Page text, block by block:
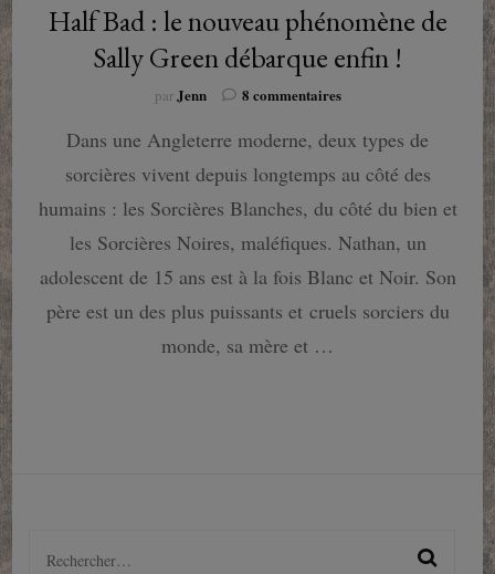
Half Bad : le nouveau phénomène de
Sally Green débarque enfin !
parJenn 8 commentairessur
Bad
le
nouveau
de
Sally
débarque
Dans une Angleterre moderne, deux types de
sorcières vivent depuis longtemps au côté des
humains : les Sorcières Blanches, du côté du bien et
les Sorcières Noires, maléfiques. Nathan, un
adolescent de 15 ans est à la fois Blanc et Noir. Son
père est un des plus puissants et cruels sorciers du
monde, sa mère et …
Rechercher :